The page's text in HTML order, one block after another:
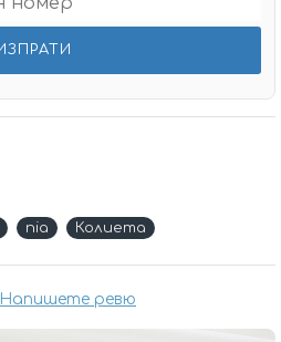
Напишете ревю
nia Колиета